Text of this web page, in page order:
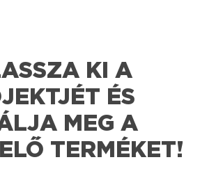
KI A
ÉS
MEG A
TERMÉKET!